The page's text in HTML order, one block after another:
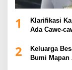
1
Klarifikasi
Ada Cawe-
2
Keluarga
Bumi Mapan